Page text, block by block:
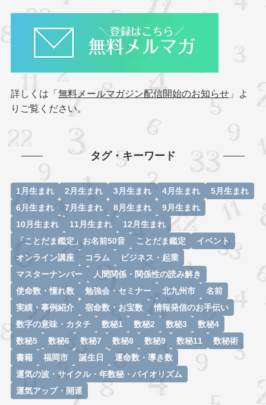
詳しくは「無料メールマガジン配信開始のお知らせ」よ
りご覧ください。
タグ・キーワード
1月生まれ 2月生まれ 3月生まれ 4月生まれ
5月生まれ
6月生まれ
7月生まれ 8月生まれ
9月生まれ
10月生まれ
11月生まれ
12月生まれ
「ことだま鑑定」お名前50音
ことだま鑑定
イベント
オンライン講座
コラム
ビジネス・起業
マスターナンバー
人間関係・関係性の読み解き
使命数・憧れ数
勉強会・セミナー 北九州市
名前
実績・事例紹介
宿命数・お宝数
情報発信のお手伝い
数字の意味・カタチ
数秘1 数秘2 数秘3
数秘4
数秘5
数秘6 数秘7 数秘8 数秘9 数秘11
数秘術
書籍
福岡市 誕生日
運命数・導き数
運気の波・サイクル・年数秘・バイオリズム
運気アップ・開運